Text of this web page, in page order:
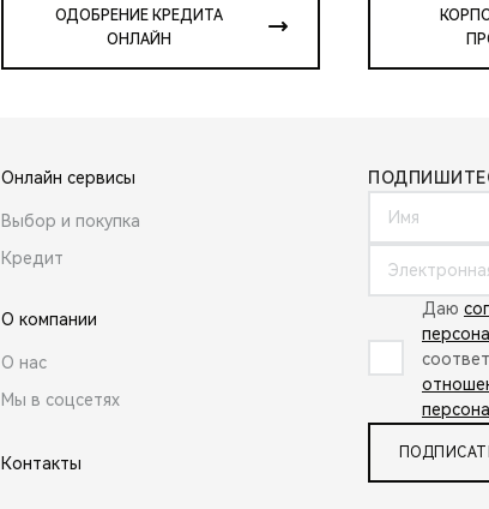
ОДОБРЕНИЕ КРЕДИТА
ОНЛАЙН
Онлайн сервисы
Выбор и покупка
Кредит
О компании
О нас
Мы в соцсетях
Контакты
Даю